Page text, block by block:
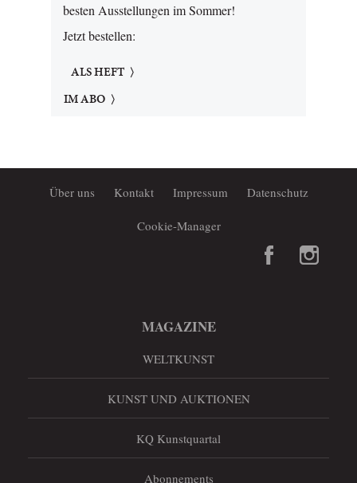
besten Ausstellungen im Sommer!
Jetzt bestellen:
ALS HEFT
IM ABO
Über uns Kontakt Impressum Datenschutz
Cookie-Manager
MAGAZINE
WELTKUNST
KUNST UND AUKTIONEN
KQ Kunstquartal
Abonnements